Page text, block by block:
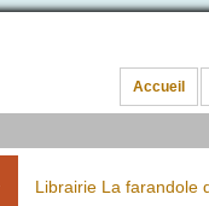
Accueil
Librairie La farandole